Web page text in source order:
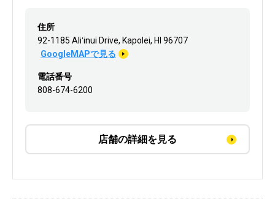
住所
92-1185 Aliʻinui Drive, Kapolei, HI 96707
GoogleMAPで見る
電話番号
808-674-6200
店舗の詳細を見る